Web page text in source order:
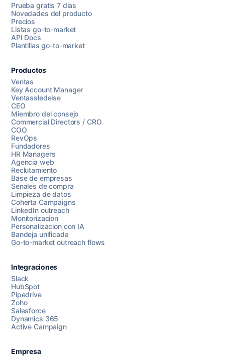
Chatea con nosotros
Prueba gratis 7 dias
Novedades del producto
Precios
Listas go-to-market
API Docs
Plantillas go-to-market
Productos
Ventas
Key Account Manager
Ventassledelse
CEO
Miembro del consejo
Commercial Directors / CRO
COO
RevOps
Fundadores
HR Managers
Agencia web
Reclutamiento
Base de empresas
Senales de compra
Limpieza de datos
Coherta Campaigns
LinkedIn outreach
Monitorizacion
Personalizacion con IA
Bandeja unificada
Go-to-market outreach flows
Integraciones
Slack
HubSpot
Pipedrive
Zoho
Salesforce
Dynamics 365
Active Campaign
Empresa